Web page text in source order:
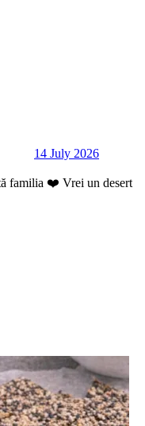
14 July 2026
familia ❤️ Vrei un desert